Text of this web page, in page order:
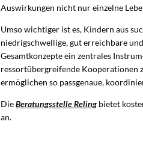
Auswirkungen nicht nur einzelne
Umso wichtiger ist es, Kindern aus
niedrigschwellige, gut erreichbare
Gesamtkonzepte ein zentrales
ressortübergreifende Kooperationen
ermöglichen so passgenaue,
DieBeratungsstelle Reling bietet
an.